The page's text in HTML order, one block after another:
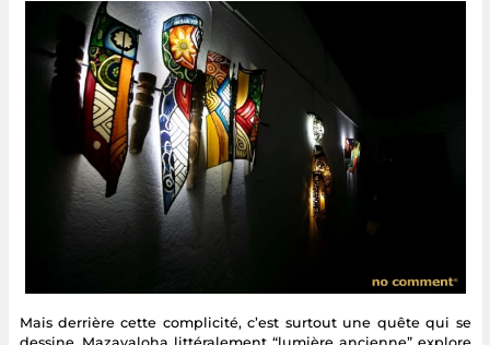
Mais derrière cette complicité, c’est surtout une quête qui se